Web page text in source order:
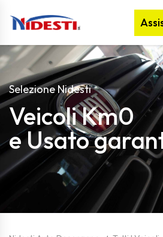
Selezione Nidesti
Veicoli Km0
e Usato